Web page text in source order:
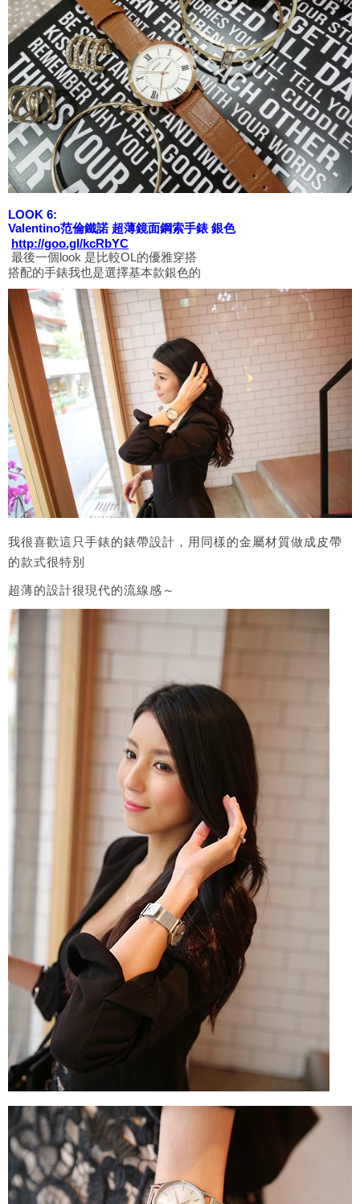
LOOK 6:
Valentino范倫鐵諾 超薄鏡面鋼索手錶 銀色
http://goo.gl/kcRbYC
最後一個look 是比較OL的優雅穿搭
搭配的手錶我也是選擇基本款銀色的
我很喜歡這只手錶的錶帶設計，用同樣的金屬材質做成皮帶
的款式很特別
超薄的設計很現代的流線感～